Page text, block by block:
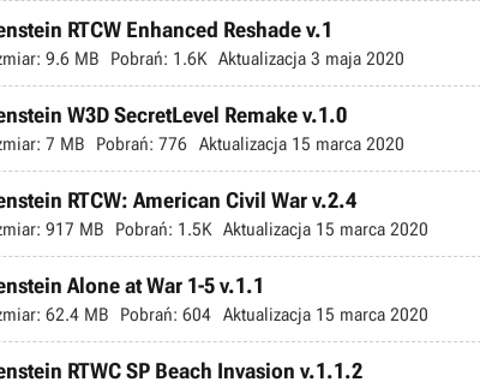
RTCW Enhanced Reshade v.1
9.6 MB Pobrań: 1.6K Aktualizacja 3 maja 2020
W3D SecretLevel Remake v.1.0
7 MB Pobrań: 776 Aktualizacja 15 marca 2020
RTCW: American Civil War v.2.4
917 MB Pobrań: 1.5K Aktualizacja 15 marca 2020
Alone at War 1-5 v.1.1
62.4 MB Pobrań: 604 Aktualizacja 15 marca 2020
RTWC SP Beach Invasion v.1.1.2